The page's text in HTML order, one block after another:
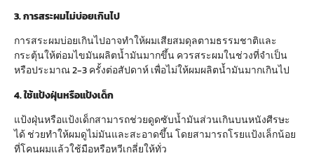
3. การสระผมไม่บ่อยเกินไป
การสระผมบ่อยเกินไปอาจทำให้ผมเสียสมดุลตามธรรมชาติและ
กระตุ้นให้ต่อมไขมันผลิตน้ำมันมากขึ้น ควรสระผมในช่วงที่จำเป็น
หรือประมาณ 2-3 ครั้งต่อสัปดาห์ เพื่อไม่ให้ผมผลิตน้ำมันมากเกินไป
4. ใช้แป้งฝุ่นหรือแป้งเด็ก
แป้งฝุ่นหรือแป้งเด็กสามารถช่วยดูดซับน้ำมันส่วนเกินบนหนังศีรษะ
ได้ ช่วยทำให้ผมดูไม่มันและสะอาดขึ้น โดยสามารถโรยแป้งเล็กน้อย
ที่โคนผมแล้วใช้มือหรือหวีเกลี่ยให้ทั่ว